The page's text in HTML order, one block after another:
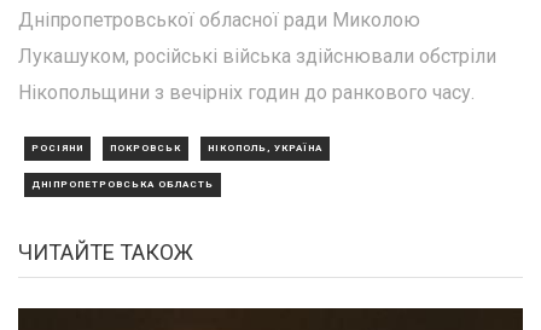
Дніпропетровської обласної ради Миколою
Лукашуком, російські війська здійснювали обстріли
Нікопольщини з вечірніх годин до ранкового часу.
РОСІЯНИ ПОКРОВСЬК НІКОПОЛЬ, УКРАЇНА
ДНІПРОПЕТРОВСЬКА ОБЛАСТЬ
ЧИТАЙТЕ ТАКОЖ